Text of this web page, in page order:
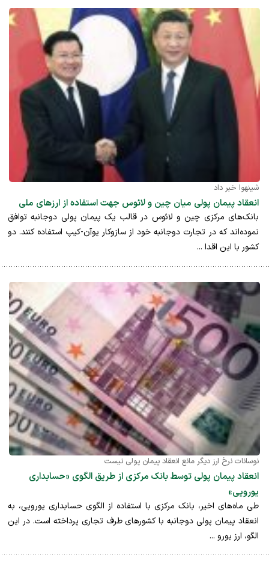
شینهوا خبر داد
انعقاد پیمان پولی میان چین و لائوس جهت استفاده از ارزهای ملی
بانک‌های مرکزی چین و لائوس در قالب یک پیمان پولی دوجانبه توافق
نموده‌اند که در تجارت دوجانبه خود از سازوکار یوآن-کیپ استفاده کنند. دو
کشور با این اقدا ...
نوسانات نرخ ارز دیگر مانع انعقاد پیمان پولی نیست
انعقاد پیمان پولی توسط بانک مرکزی از طريق الگوی «حسابداری
یورویی»
طی ماه‌های اخیر، بانک مرکزی با استفاده از الگوی حسابداری یورویی، به
انعقاد پیمان پولی دوجانبه با کشورهای طرف تجاری پرداخته است. در این
الگو، ارز یورو ...